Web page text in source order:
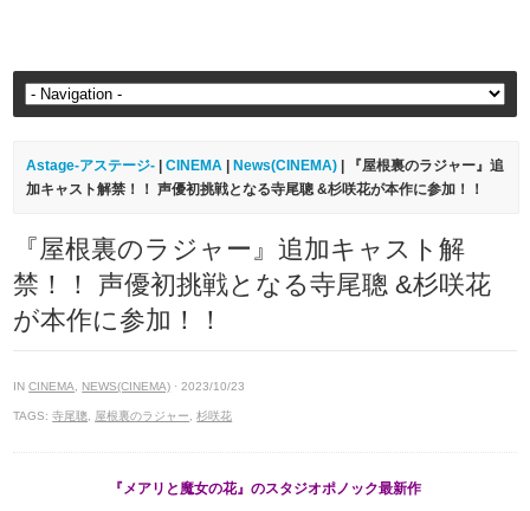
Astage-アステージ- |CINEMA News(CINEMA) | 『屋根裏のラジャー』追
加キャスト解禁！！ 声優初挑戦となる寺尾聰 &杉咲花が本作に参加！！
『屋根裏のラジャー』追加キャスト解
禁！！ 声優初挑戦となる寺尾聰 &杉咲花
が本作に参加！！
INCINEMA NEWS(CINEMA) · 2023/10/23
TAGS:寺尾聰 屋根裏のラジャー ,杉咲花
『メアリと魔女の花』のスタジオポノック最新作